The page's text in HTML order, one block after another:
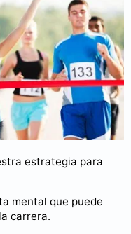
estrategia para
mental que puede
carrera.